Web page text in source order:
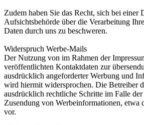
Zudem haben Sie das Recht, sich bei einer
Aufsichtsbehörde über die Verarbeitung
Daten durch uns zu beschweren.
Widerspruch Werbe-Mails
Der Nutzung von im Rahmen der
veröffentlichten Kontaktdaten zur
ausdrücklich angeforderter Werbung und
wird hiermit widersprochen. Die Betreiber
ausdrücklich rechtliche Schritte im Falle
Zusendung von Werbeinformationen, etwa
vor.